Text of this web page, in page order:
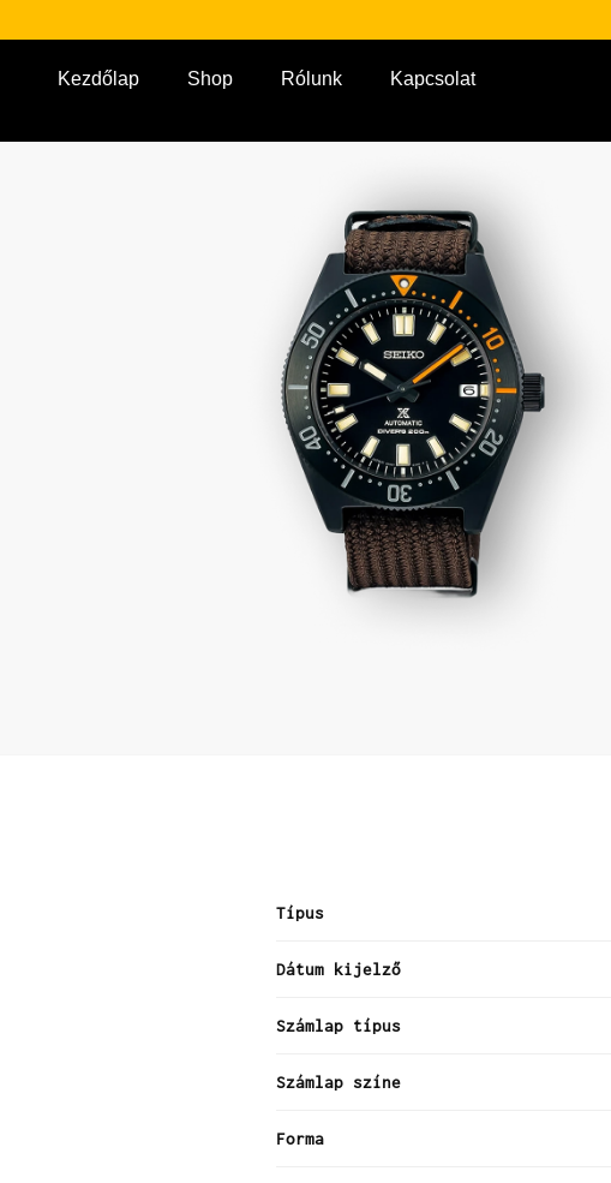
Kezdőlap Shop Rólunk Kapcsolat
Típus
Dátum kijelző
Számlap típus
Számlap színe
Forma